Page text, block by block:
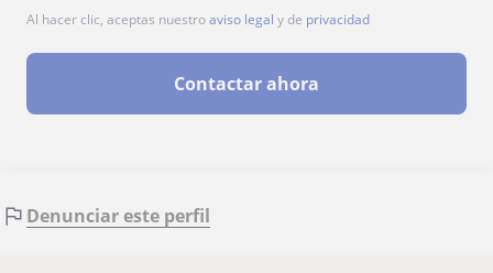
Al hacer clic, aceptas nuestroaviso legal y de privacidad
Contactar ahora
Denunciar este perfil